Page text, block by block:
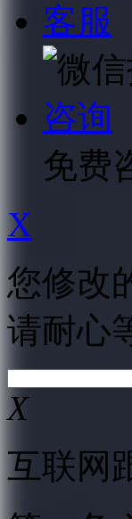
客服
咨询
免费
X
您修改
请耐心
X
互联网